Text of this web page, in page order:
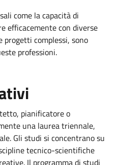
come la capacità di
efficacemente con diverse
complessi, sono
professioni.
pianificatore o
una laurea triennale,
Gli studi si concentrano su
tecnico-scientifiche
Il programma di studi